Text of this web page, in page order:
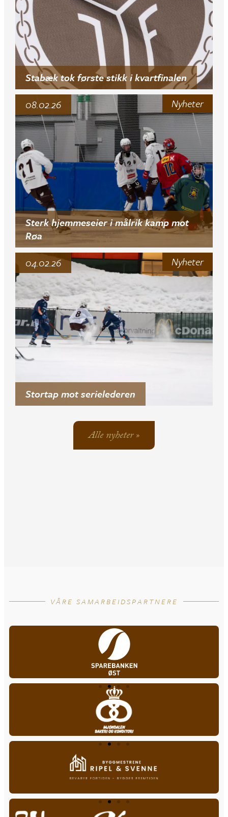
Stabæk tok første stikk i kvartfinalen
Nyheter
Sterk hjemmeseier i målrik kamp mot
Røa
08.02.26
Nyheter
Stortap mot serielederen
04.02.26
Alle nyheter »
VÅRE SAMARBEIDSPARTNERE